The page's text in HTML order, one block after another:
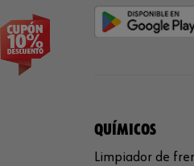
QUÍMICOS
Limpiador de